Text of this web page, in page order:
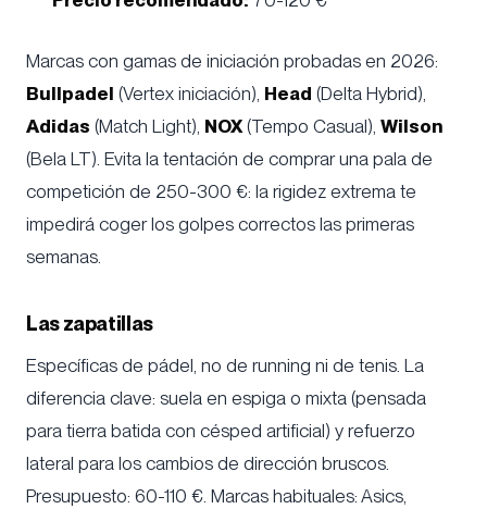
Marcas con gamas de iniciación probadas en 2026:
Bullpadel (Vertex iniciación), Head (Delta Hybrid),
Adidas (Match Light), NOX(Tempo Casual), Wilson
(Bela LT). Evita la tentación de comprar una pala de
competición de 250-300 €: la rigidez extrema te
impedirá coger los golpes correctos las primeras
semanas.
Las zapatillas
Específicas de pádel, no de running ni de tenis. La
diferencia clave: suela en espiga o mixta (pensada
para tierra batida con césped artificial) y refuerzo
lateral para los cambios de dirección bruscos.
Presupuesto: 60-110 €. Marcas habituales: Asics,